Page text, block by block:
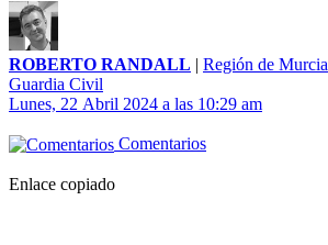
ROBERTO RANDALL | Región de Murcia
Guardia Civil
Lunes, 22 Abril 2024 a las 10:29 am
Comentarios
Enlace copiado